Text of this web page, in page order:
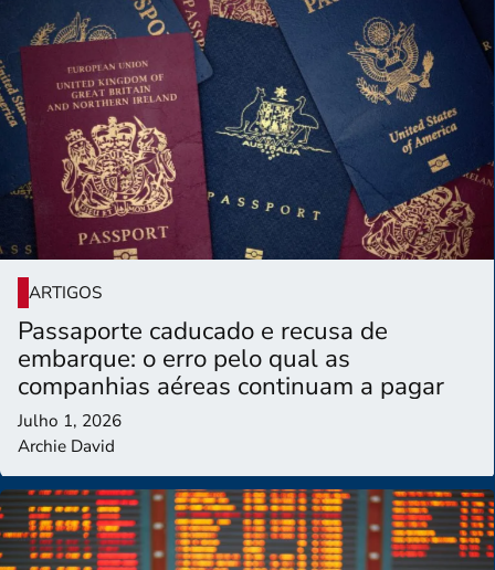
ARTIGOS
Passaporte caducado e recusa de
embarque: o erro pelo qual as
companhias aéreas continuam a pagar
Julho 1, 2026
Archie David